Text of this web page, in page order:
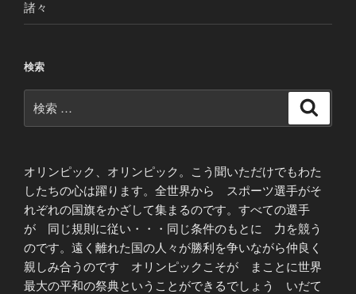
諸々
検索
索:
オリンピック、オリンピック。こう聞いただけでもわた
したちの心は躍ります。全世界から スポーツ選手がそ
れぞれの国旗をかざして集まるのです。すべての選手
が 同じ規則に従い・・・同じ条件のもとに 力を競う
のです。遠く離れた国の人々が勝利を争いながら仲良く
親しみ合うのです オリンピックこそが まことに世界
最大の平和の祭典ということができるでしょう いだて